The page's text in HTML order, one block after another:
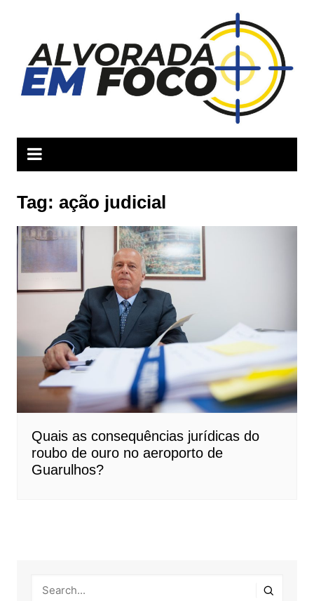
conteúdo
Tag: ação judicial
Quais as consequências jurídicas do
roubo de ouro no aeroporto de
Guarulhos?